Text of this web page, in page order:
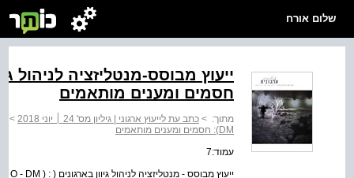
שלום אורח
חסמים ומענים מותאמים
מתוך: > כתב עת לייעוץ ארגוני | גיליון מס' 24 ׀ יוני 2018
>
DM): חסמים ומענים מותאמים
עמוד:7